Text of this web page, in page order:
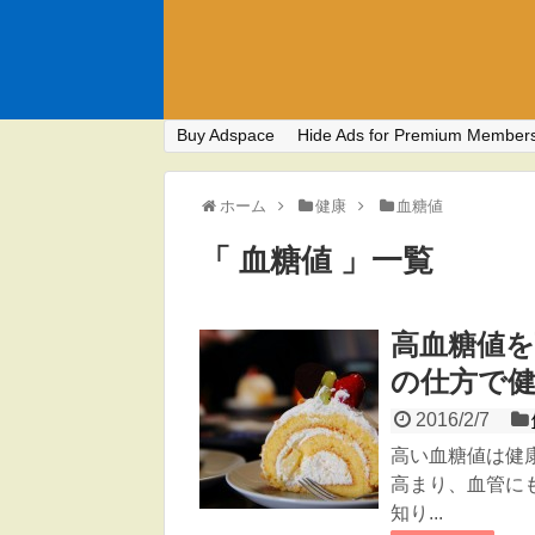
Buy Adspace Hide Ads for Premium
ホーム 健康 血糖値
「 血糖値 」一覧
高血糖値
の仕方で
2016/2/7
高い血糖値は健
高まり、血管に
知り...